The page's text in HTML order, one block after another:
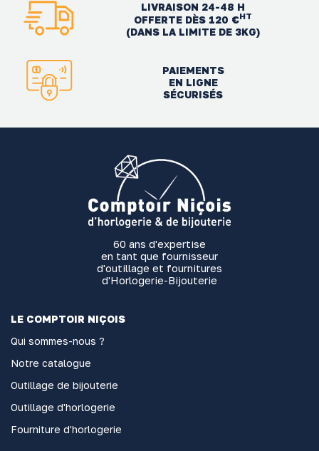
LIVRAISON 24-48 H
OFFERTE DÈS 120 €HT
(DANS LA LIMITE DE 3KG)
PAIEMENTS
EN LIGNE
SÉCURISÉS
60 ans d'expertise
en tant que fournisseur
d'outillage et fournitures
d'Horlogerie-Bijouterie
LE COMPTOIR NIÇOIS
Qui sommes-nous ?
Notre catalogue
Outillage de bijouterie
Outillage d'horlogerie
Fourniture d'horlogerie